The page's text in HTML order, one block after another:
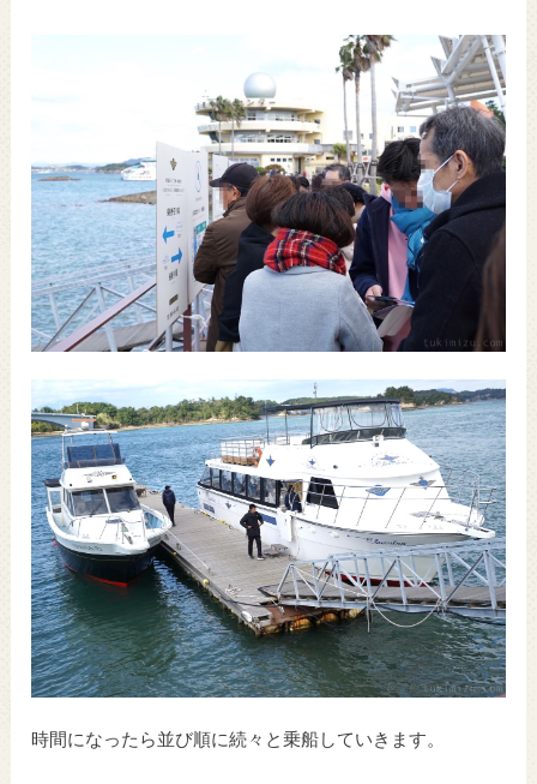
時間になったら並び順に続々と乗船していきます。